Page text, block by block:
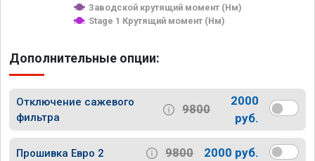
Заводской крутящий момент (Нм)
Stage 1 Крутящий момент (Нм)
Дополнительные опции:
Отключение сажевого
фильтра
9800
2000
руб.
Прошивка Евро 2 9800 2000 руб.